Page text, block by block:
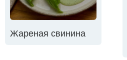
Жареная свинина